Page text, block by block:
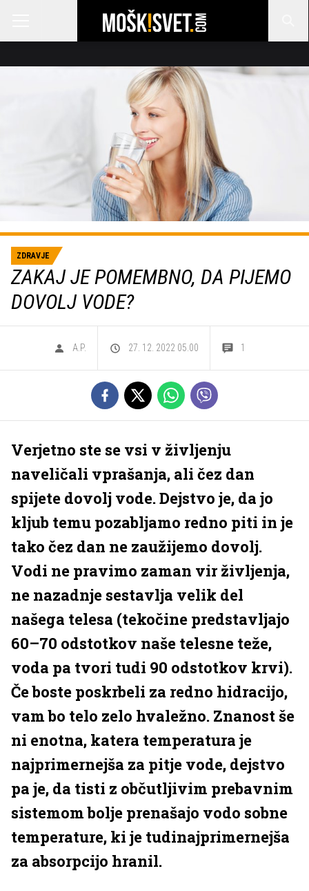
ZDRAVJE
ZAKAJ JE POMEMBNO, DA PIJEMO
DOVOLJ VODE?
A.P. 27. 12. 2022 05.00 1
Verjetno ste se vsi v življenju
naveličali vprašanja, ali čez dan
spijete dovolj vode. Dejstvo je, da jo
kljub temu pozabljamo redno piti in je
tako čez dan ne zaužijemo dovolj.
Vodi ne pravimo zaman vir življenja,
ne nazadnje sestavlja velik del
našega telesa (tekočine predstavljajo
60–70 odstotkov naše telesne teže,
voda pa tvori tudi 90 odstotkov krvi).
Če boste poskrbeli za redno hidracijo,
vam bo telo zelo hvaležno. Znanost še
ni enotna, katera temperatura je
najprimernejša za pitje vode, dejstvo
pa je, da tisti z občutljivim prebavnim
sistemom bolje prenašajo vodo sobne
temperature, ki je tudinajprimernejša
za absorpcijo hranil.